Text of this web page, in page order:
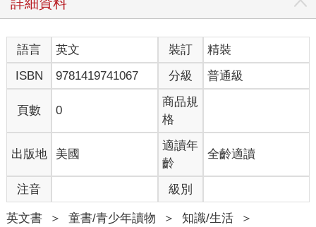
語言 英文 裝訂
精裝
ISBN
9781419741067 分級 普通級
頁數 0
商品規
格
出版地 美國
適讀年
齡
全齡適讀
注音 級別
英文書 ＞ 童書/青少年讀物 ＞ 知識/生活
＞